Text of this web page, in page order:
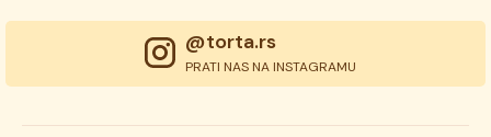
@torta.rs
PRATI NAS NA INSTAGRAMU